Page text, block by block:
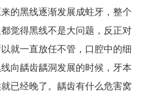
的黑线逐渐发展成蛀牙，整个
觉得黑线不是大问题，反正对
就一直放任不管，口腔中的细
向龋齿龋洞发展的时候，牙本
已经晚了。龋齿有什么危害窝